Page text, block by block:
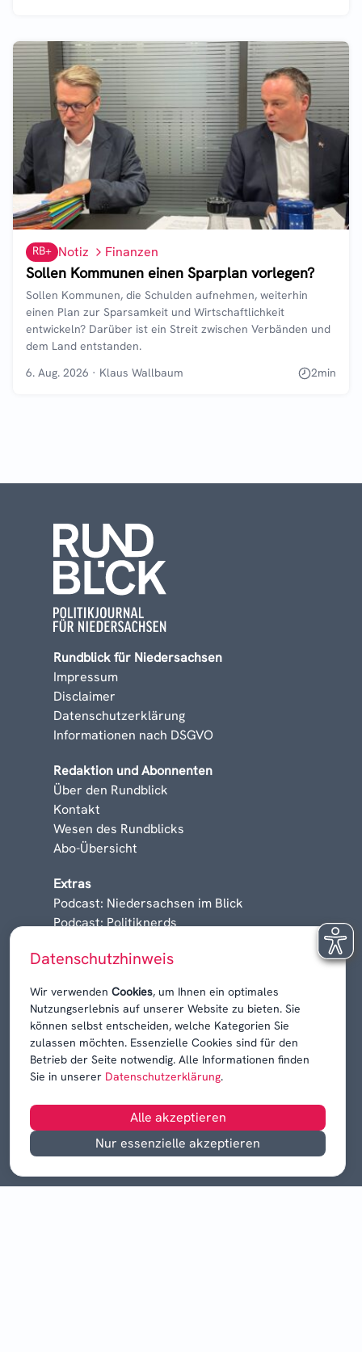
RB+ Notiz Finanzen
Sollen Kommunen einen Sparplan vorlegen?
Sollen Kommunen, die Schulden aufnehmen, weiterhin
einen Plan zur Sparsamkeit und Wirtschaftlichkeit
entwickeln? Darüber ist ein Streit zwischen Verbänden und
dem Land entstanden.
6. Aug. 2026 · Klaus Wallbaum 2min
Datenschutzhinweis
Wir verwenden Cookies, um Ihnen ein optimales
Nutzungserlebnis auf unserer Website zu bieten. Sie
können selbst entscheiden, welche Kategorien Sie
zulassen möchten. Essenzielle Cookies sind für den
Betrieb der Seite notwendig. Alle Informationen finden
Sie in unserer Datenschutzerklärung.
Alle akzeptieren
Nur essenzielle akzeptieren
Rundblick für Niedersachsen
Impressum
Disclaimer
Datenschutzerklärung
Informationen nach DSGVO
Redaktion und Abonnenten
Über den Rundblick
Kontakt
Wesen des Rundblicks
Abo-Übersicht
Extras
Podcast: Niedersachsen im Blick
Podcast: Politiknerds
Karrieren, Krisen & Kontroversen